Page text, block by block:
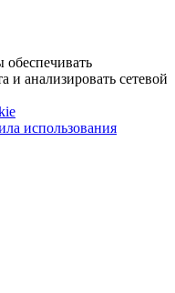
и анализировать сетевой
использования